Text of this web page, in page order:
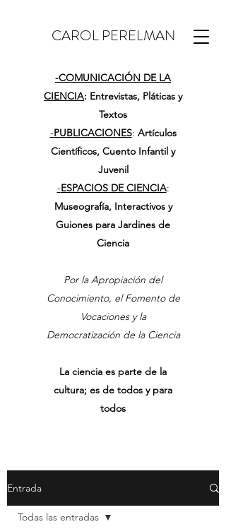
CAROL PERELMAN
-COMUNICACIÓN DE LA
CIENCIA: Entrevistas, Pláticas y
Textos
-PUBLICACIONES: Artículos
Científicos, Cuento Infantil y
Juvenil
-ESPACIOS DE CIENCIA:
Museografía, Interactivos y
Guiones para Jardines de
Ciencia
Por la Apropiación del
Conocimiento, el Fomento de
Vocaciones y la
Democratización de la Ciencia
La ciencia es parte de la
cultura; es de todos y para
todos
Entrada
Todas las entradas